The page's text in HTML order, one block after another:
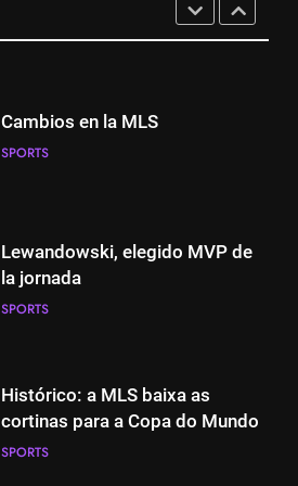
Lewandowski, elegido MVP de
Cambios en la MLS
SPORTS
Lewandowski, elegido MVP de
la jornada
SPORTS
Histórico: a MLS baixa as
cortinas para a Copa do Mundo
SPORTS